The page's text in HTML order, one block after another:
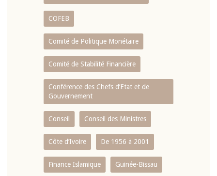
COFEB
Comité de Politique Monétaire
Comité de Stabilité Financière
Conférence des Chefs d’Etat et de
Gouvernement
Conseil Conseil des Ministres
Côte d’Ivoire De 1956 à 2001
Finance Islamique Guinée-Bissau